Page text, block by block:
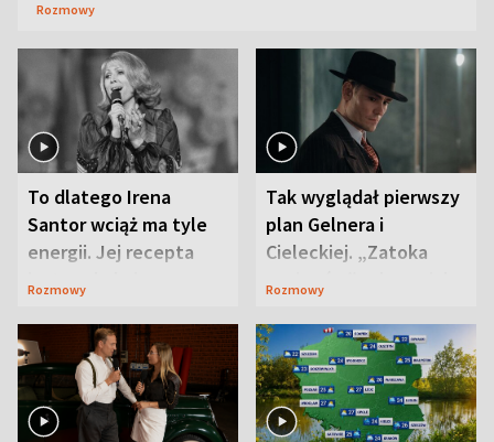
Rozmowy
To dlatego Irena
Santor wciąż ma tyle
energii. Jej recepta
jest zaskakująco
Rozmowy
Tak wyglądał pierwszy
plan Gelnera i
Cieleckiej. „Zatoka
szpiegów” od razu ich
Rozmowy